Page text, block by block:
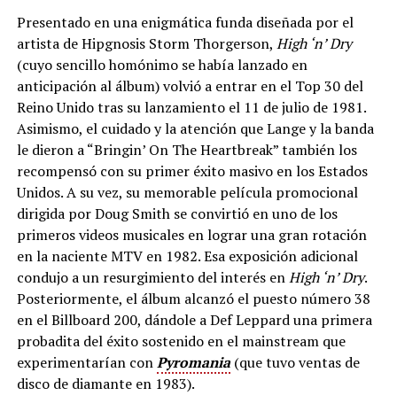
Presentado en una enigmática funda diseñada por el
artista de Hipgnosis Storm Thorgerson, High ‘n’ Dry
(cuyo sencillo homónimo se había lanzado en
anticipación al álbum) volvió a entrar en el Top 30 del
Reino Unido tras su lanzamiento el 11 de julio de 1981.
Asimismo, el cuidado y la atención que Lange y la banda
le dieron a “Bringin’ On The Heartbreak” también los
recompensó con su primer éxito masivo en los Estados
Unidos. A su vez, su memorable película promocional
dirigida por Doug Smith se convirtió en uno de los
primeros videos musicales en lograr una gran rotación
en la naciente MTV en 1982. Esa exposición adicional
condujo a un resurgimiento del interés enHigh ‘n’ Dry.
Posteriormente, el álbum alcanzó el puesto número 38
en el Billboard 200, dándole a Def Leppard una primera
probadita del éxito sostenido en el mainstream que
experimentarían conPyromania(que tuvo ventas de
disco de diamante en 1983).